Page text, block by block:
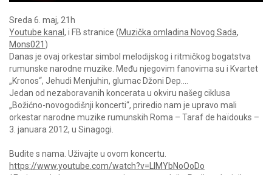
Sreda 6. maj, 21h
Youtube kanal, i FB stranice (Muzička omladina Novog Sada,
Mons021 )
Danas je ovaj orkestar simbol melodijskog i ritmičkog bogatstva
rumunske narodne muzike. Među njegovim fanovima su i Kvartet
„Kronos“, Jehudi Menjuhin, glumac Džoni Dep….
Jedan od nezaboravanih koncerata u okviru našeg ciklusa
„Božićno-novogodišnji koncerti“, priredio nam je upravo mali
orkestar narodne muzike rumunskih Roma – Taraf de haïdouks –
3. januara 2012, u Sinagogi.
Budite s nama. Uživajte u ovom koncertu.
https://www.youtube.com/watch?v=LIMYbNoQoDo